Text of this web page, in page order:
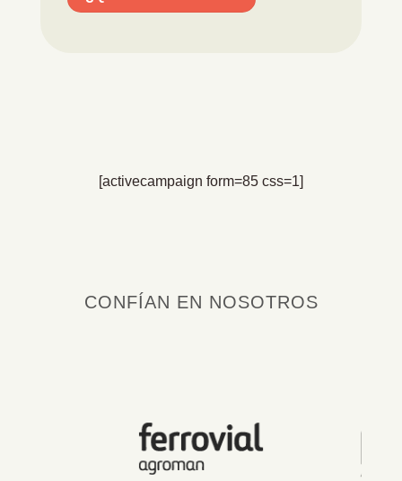
[activecampaign form=85 css=1]
CONFÍAN EN NOSOTROS